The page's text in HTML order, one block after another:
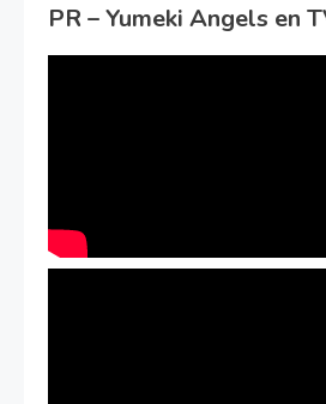
PR – Yumeki Angels en